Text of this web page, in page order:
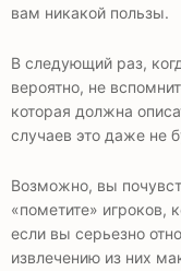
вам никакой пользы.
В следующий раз,
вероятно, не
которая должна
случаев это даже не
Возможно, вы
«пометите» игроков,
если вы серьезно
извлечению из них